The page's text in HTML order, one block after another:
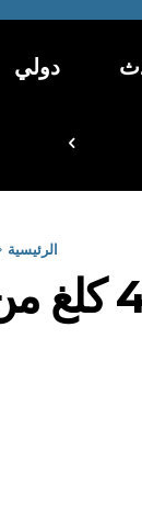
دولي
الرئيسية